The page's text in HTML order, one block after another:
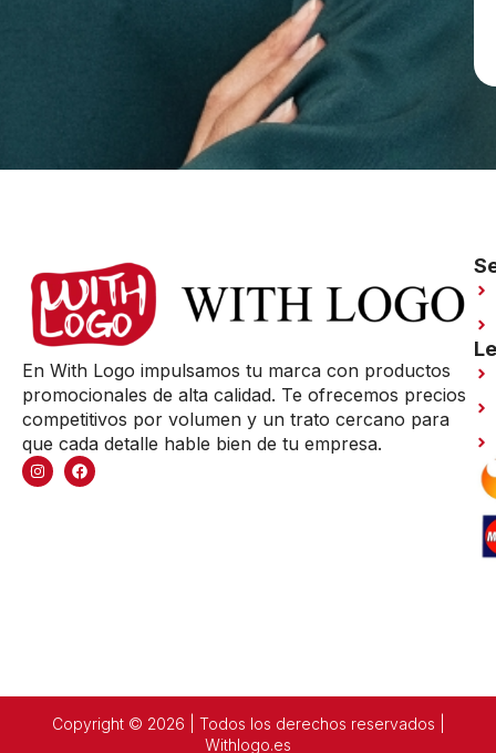
En With Logo impulsamos tu marca con productos
promocionales de alta calidad. Te ofrecemos precios
competitivos por volumen y un trato cercano para
que cada detalle hable bien de tu empresa.
Copyright © 2026 | Todos los derechos reservados |
Withlogo.es